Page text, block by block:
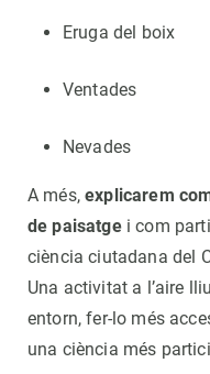
Eruga del boix
Ventades
Nevades
A més,explicarem
de paisatgei com
ciència ciutadana del
Una activitat a l’aire
entorn, fer-lo més
una ciència més